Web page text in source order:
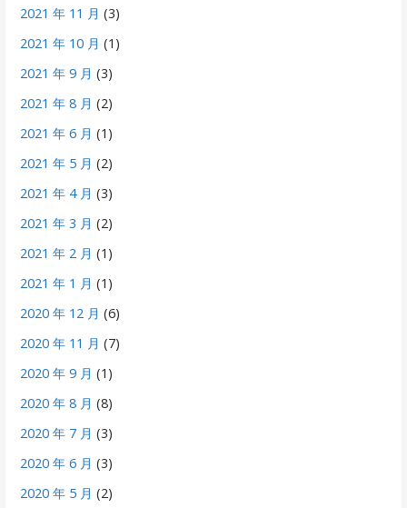
2021 年 11 月 (3)
2021 年 10 月 (1)
2021 年 9 月 (3)
2021 年 8 月 (2)
2021 年 6 月 (1)
2021 年 5 月 (2)
2021 年 4 月 (3)
2021 年 3 月 (2)
2021 年 2 月 (1)
2021 年 1 月 (1)
2020 年 12 月 (6)
2020 年 11 月 (7)
2020 年 9 月 (1)
2020 年 8 月 (8)
2020 年 7 月 (3)
2020 年 6 月 (3)
2020 年 5 月 (2)